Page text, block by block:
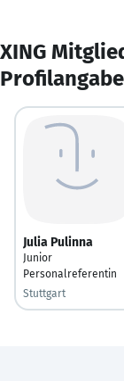
XING
Julia Pulinna
Junior
Personalreferentin
Stuttgart